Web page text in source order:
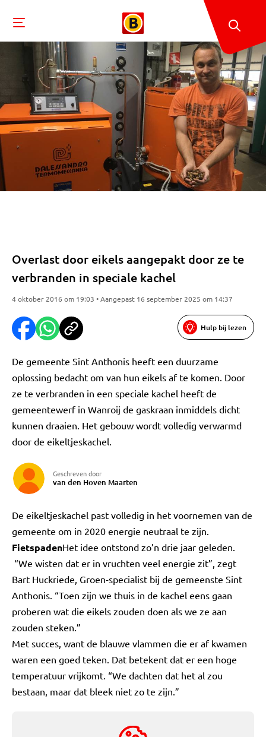
Overlast door eikels aangepakt door ze te
verbranden in speciale kachel
4 oktober 2016 om 19:03 • Aangepast 16 september 2025 om 14:37
Hulp bij lezen
De gemeente Sint Anthonis heeft een duurzame
oplossing bedacht om van hun eikels af te komen. Door
ze te verbranden in een speciale kachel heeft de
gemeentewerf in Wanroij de gaskraan inmiddels dicht
kunnen draaien. Het gebouw wordt volledig verwarmd
door de eikeltjeskachel.
Geschreven door
van den Hoven Maarten
De eikeltjeskachel past volledig in het voornemen van de
gemeente om in 2020 energie neutraal te zijn.
FietspadenHet idee ontstond zo’n drie jaar geleden.
“We wisten dat er in vruchten veel energie zit”, zegt
Bart Huckriede, Groen-specialist bij de gemeenste Sint
Anthonis. “Toen zijn we thuis in de kachel eens gaan
proberen wat die eikels zouden doen als we ze aan
zouden steken.”
Met succes, want de blauwe vlammen die er af kwamen
waren een goed teken. Dat betekent dat er een hoge
temperatuur vrijkomt. “We dachten dat het al zou
bestaan, maar dat bleek niet zo te zijn.”